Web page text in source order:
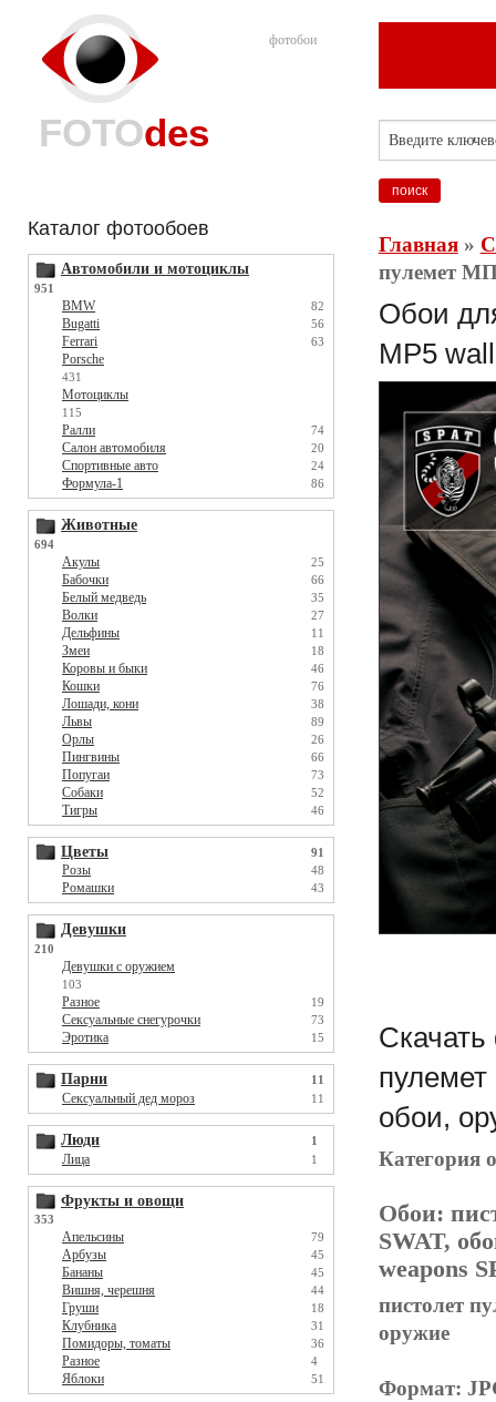
фотобои
FOTOdes
Каталог фотообоев
Автомобили и мотоциклы
951
BMW 82
Bugatti 56
Ferrari 63
Porsche
431
Мотоциклы
115
Ралли 74
Салон автомобиля 20
Спортивные авто 24
Формула-1 86
Животные
694
Акулы 25
Бабочки 66
Белый медведь 35
Волки 27
Дельфины 11
Змеи 18
Коровы и быки 46
Кошки 76
Лошади, кони 38
Львы 89
Орлы 26
Пингвины 66
Попугаи 73
Собаки 52
Тигры 46
Цветы 91
Розы 48
Ромашки 43
Девушки
210
Девушки с оружием
103
Разное 19
Сексуальные снегурочки 73
Эротика 15
Парни 11
Сексуальный дед мороз 11
Люди 1
Лица 1
Фрукты и овощи
353
Апельсины 79
Арбузы 45
Бананы 45
Вишня, черешня 44
Груши 18
Клубника 31
Помидоры, томаты 36
Разное 4
Яблоки 51
Главная»
пулемет
Обои
MP5
Скачать
обои,
Категория
Обои:
SWAT,
weapons
пистолет
оружие
Формат: